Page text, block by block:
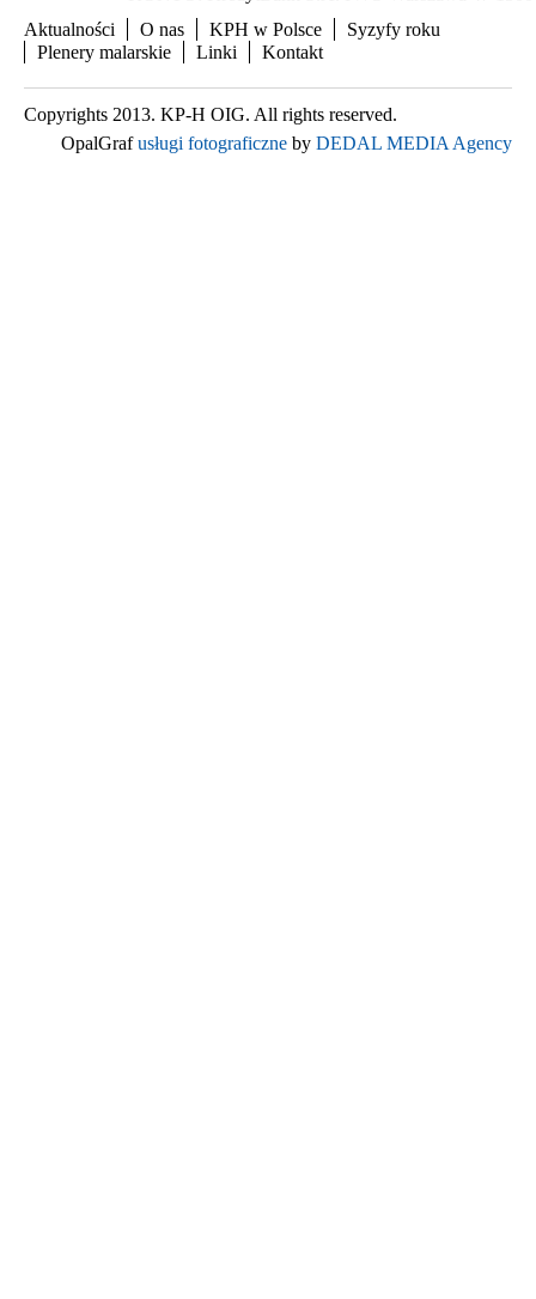
Aktualności
O nas KPH w Polsce
Syzyfy roku
Plenery malarskie
Linki Kontakt
Copyrights 2013. KP-H OIG. All rights reserved.
OpalGrafusługi fotograficzne by DEDAL MEDIA Agency